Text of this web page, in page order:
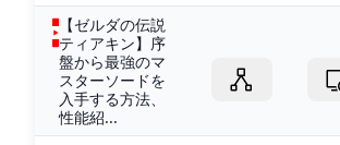
【ゼルダの伝説
ティアキン】序
盤から最強のマ
スターソードを
入手する方法、
性能紹...